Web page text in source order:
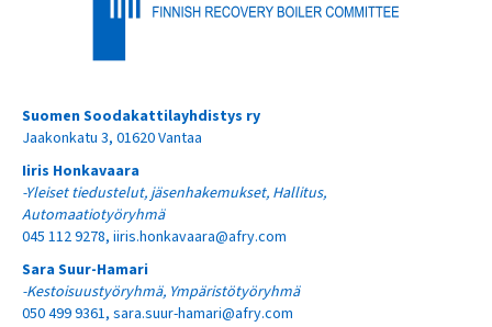
Suomen Soodakattilayhdistys ry
Jaakonkatu 3, 01620 Vantaa
Iiris Honkavaara
-Yleiset tiedustelut, jäsenhakemukset, Hallitus,
Automaatiotyöryhmä
045 112 9278, iiris.honkavaara@afry.com
Sara Suur-Hamari
-Kestoisuustyöryhmä, Ympäristötyöryhmä
050 499 9361, sara.suur-hamari@afry.com